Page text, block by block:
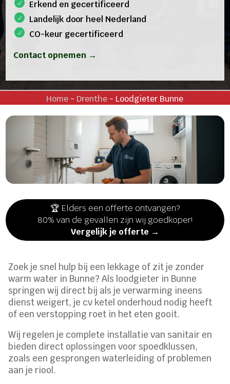
Erkend en gecertificeerd
Landelijk door heel Nederland
CO-keur gecertificeerd
Contact opnemen →
Home - Drenthe - Loodgieter Bunne
🏆 Elders een offerte ontvangen?
80% van de gevallen zijn wij goedkoper!
Vergelijk je offerte →
Zoek je snel hulp bij een lekkage of zit je zonder
warm water in Bunne? Als loodgieter in Bunne
springen wij direct bij als je verwarming ineens
dienst weigert, je cv ketel onderhoud nodig heeft
of een verstopping roet in het eten gooit.
Wij regelen je complete installatie van sanitair en
bieden direct oplossingen voor spoedklussen,
zoals een gesprongen waterleiding of problemen
aan je riool.